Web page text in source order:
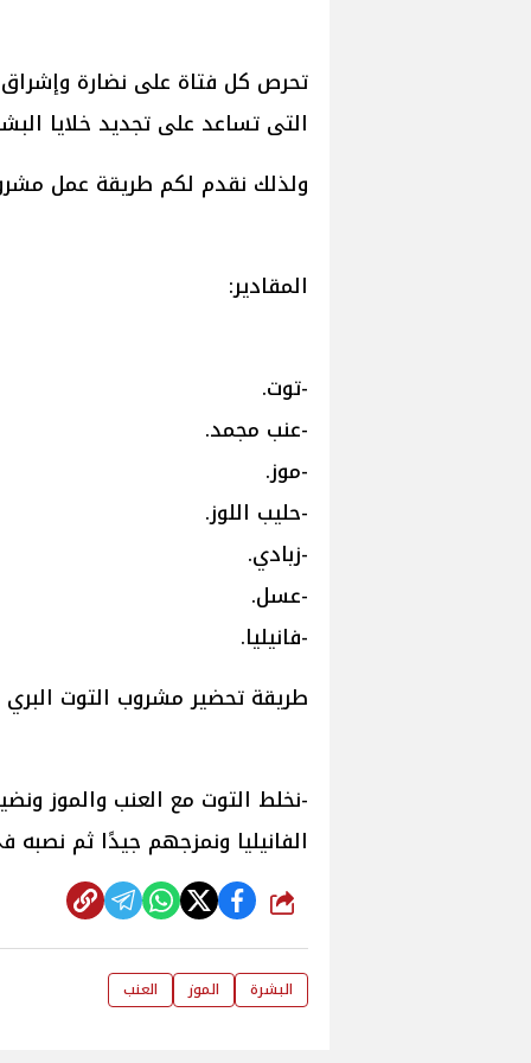
تحرص كل فتاة على نضارة
التى تساعد على تجديد خلايا
ولذلك نقدم لكم طريقة عمل
المقادير:
-توت.
-عنب مجمد.
-موز.
-حليب اللوز.
-زبادي.
-عسل.
-فانيليا.
طريقة تحضير مشروب التوت البري
-نخلط التوت مع العنب والموز
الفانيليا ونمزجهم جيدًا ثم
شارك
البشرة الموز العنب